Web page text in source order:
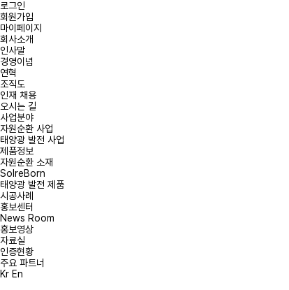
로그인
회원가입
마이페이지
회사소개
인사말
경영이념
연혁
조직도
인재 채용
오시는 길
사업분야
자원순환 사업
태양광 발전 사업
제품정보
자원순환 소재
SolreBorn
태양광 발전 제품
시공사례
홍보센터
News Room
홍보영상
자료실
인증현황
주요 파트너
Kr En